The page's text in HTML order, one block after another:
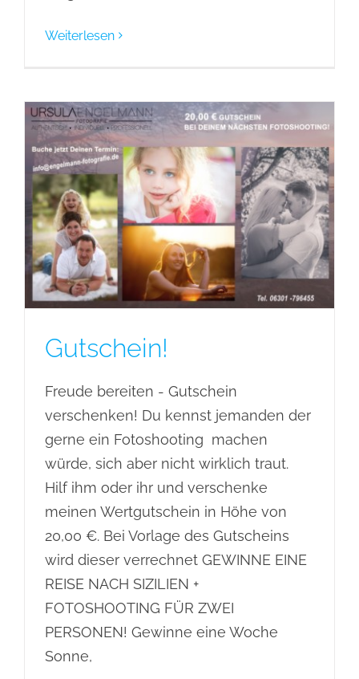
Weiterlesen
Gutschein!
Gutschein!
Freude bereiten - Gutschein
verschenken! Du kennst jemanden der
gerne ein Fotoshooting machen
würde, sich aber nicht wirklich traut.
Hilf ihm oder ihr und verschenke
meinen Wertgutschein in Höhe von
20,00 €. Bei Vorlage des Gutscheins
wird dieser verrechnet GEWINNE EINE
REISE NACH SIZILIEN +
FOTOSHOOTING FÜR ZWEI
PERSONEN! Gewinne eine Woche
Sonne,